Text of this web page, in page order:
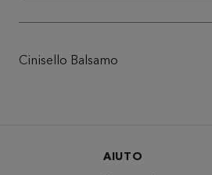
Cinisello Balsamo
AIUTO